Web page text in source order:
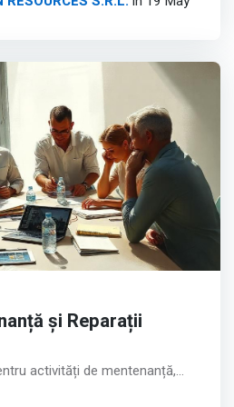
și Reparații
activități de mentenanță,
mediu de lucru dinamic, cu